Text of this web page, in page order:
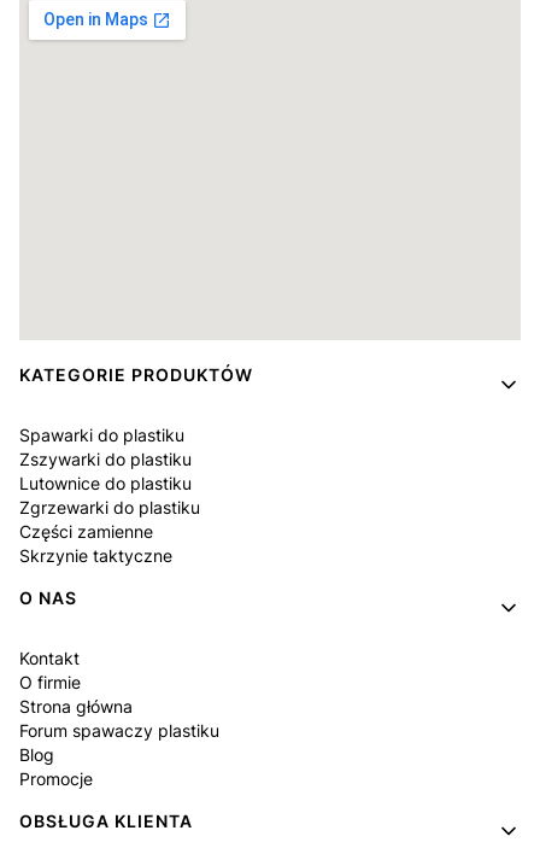
Linki w stopce
KATEGORIE PRODUKTÓW
Spawarki do plastiku
Zszywarki do plastiku
Lutownice do plastiku
Zgrzewarki do plastiku
Części zamienne
Skrzynie taktyczne
O NAS
Kontakt
O firmie
Strona główna
Forum spawaczy plastiku
Blog
Promocje
OBSŁUGA KLIENTA